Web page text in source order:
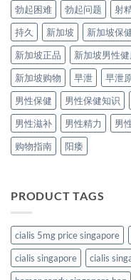
勃起困难
勃起问题 射
持久
新加坡 新加坡保
新加坡正品
新加坡男性
新加坡购物
早泄 早泄
男性保健
男性保健知识
男性滋补
男性精力 男
购物指南
阳痿
PRODUCT TAGS
cialis 5mg price singapore
cialis singapore
cialis